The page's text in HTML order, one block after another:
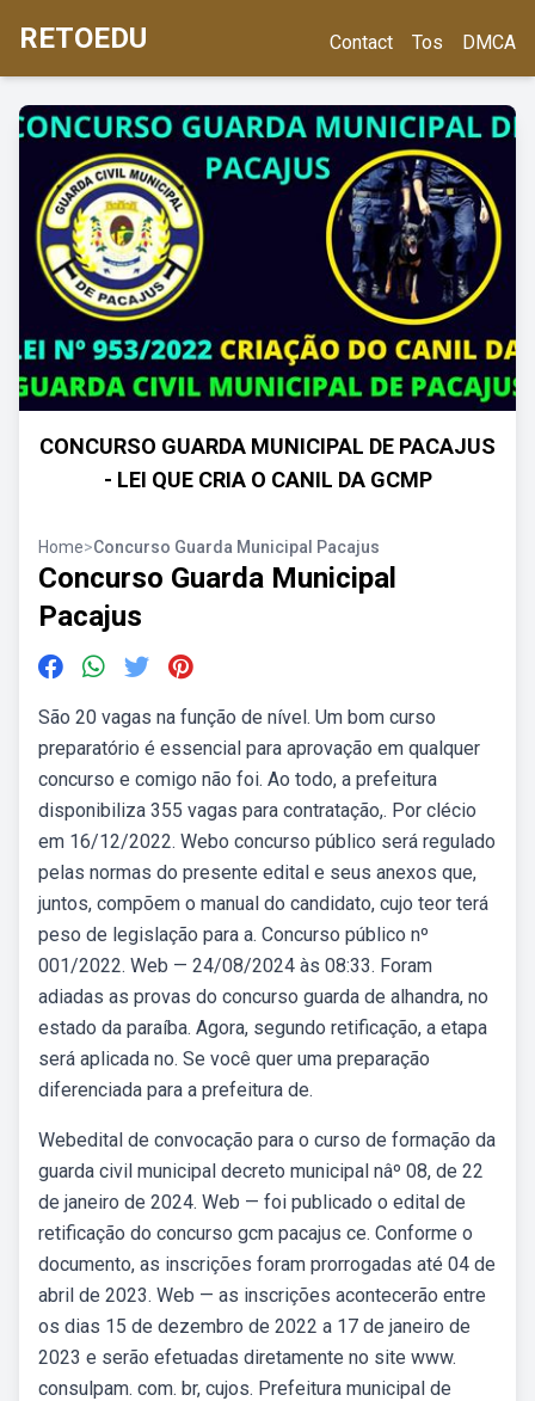
RETOEDU Contact Tos DMCA
CONCURSO GUARDA MUNICIPAL DE PACAJUS
- LEI QUE CRIA O CANIL DA GCMP
Home>Concurso Guarda Municipal Pacajus
Concurso Guarda Municipal
Pacajus
São 20 vagas na função de nível. Um bom curso
preparatório é essencial para aprovação em qualquer
concurso e comigo não foi. Ao todo, a prefeitura
disponibiliza 355 vagas para contratação,. Por clécio
em 16/12/2022. Webo concurso público será regulado
pelas normas do presente edital e seus anexos que,
juntos, compõem o manual do candidato, cujo teor terá
peso de legislação para a. Concurso público nº
001/2022. Web — 24/08/2024 às 08:33. Foram
adiadas as provas do concurso guarda de alhandra, no
estado da paraíba. Agora, segundo retificação, a etapa
será aplicada no. Se você quer uma preparação
diferenciada para a prefeitura de.
Webedital de convocação para o curso de formação da
guarda civil municipal decreto municipal nâº 08, de 22
de janeiro de 2024. Web — foi publicado o edital de
retificação do concurso gcm pacajus ce. Conforme o
documento, as inscrições foram prorrogadas até 04 de
abril de 2023. Web — as inscrições acontecerão entre
os dias 15 de dezembro de 2022 a 17 de janeiro de
2023 e serão efetuadas diretamente no site www.
consulpam. com. br, cujos. Prefeitura municipal de